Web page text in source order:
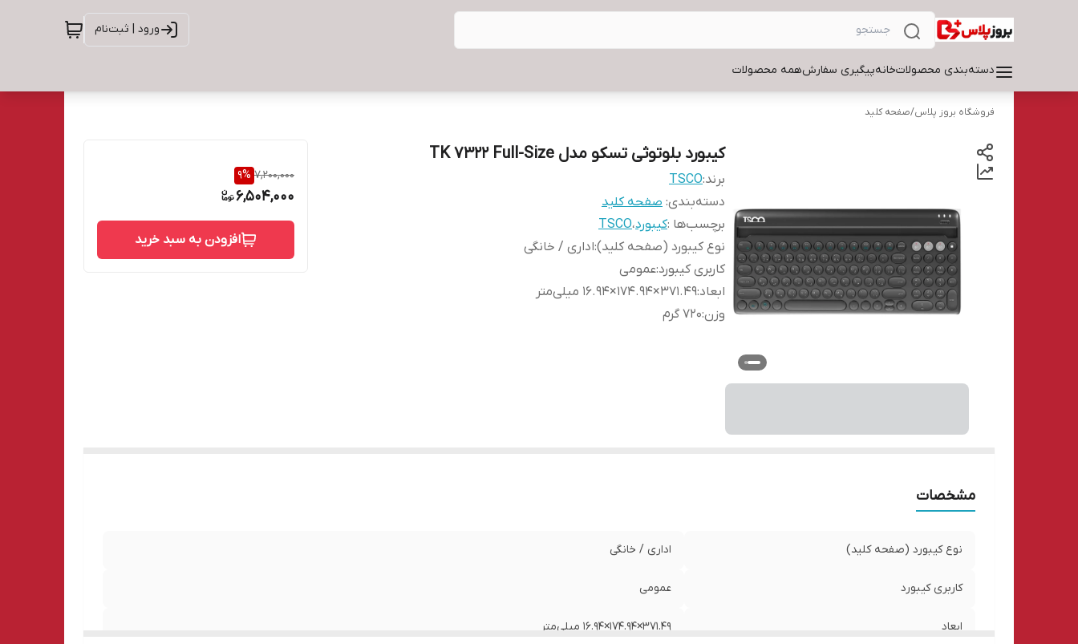
ورود | ثبت‌نام
دسته‌بندی محصولاتخانهپیگیری سفارشهمه محصولات
فروشگاه بروز پلاس/صفحه کلید
کیبورد بلوتوثی تسکو مدل TK 7322 Full-Size
برند:TSCO
دسته‌بندی: صفحه کلید
برچسب‌ها :کیبورد،TSCO
نوع کیبورد (صفحه کلید):اداری / خانگی
کاربری کیبورد:عمومی
ابعاد:۳۷۱.۴۹×۱۷۴.۹۴×۱۶.۹۴ میلی‌متر
وزن:۷۲۰ گرم
7,200,000
9%
6,504,000
افزودن به سبد خرید
مشخصات
نوع کیبورد (صفحه کلید) اداری / خانگی
کاربری کیبورد عمومی
ابعاد ۳۷۱.۴۹×۱۷۴.۹۴×۱۶.۹۴ میلی‌متر